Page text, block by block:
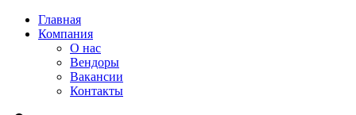
Главная
Компания
О нас
Вендоры
Вакансии
Контакты